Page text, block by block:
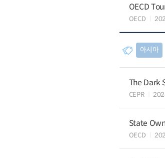
OECD
OECD
아시아
The Dark
CEPR
State
OECD